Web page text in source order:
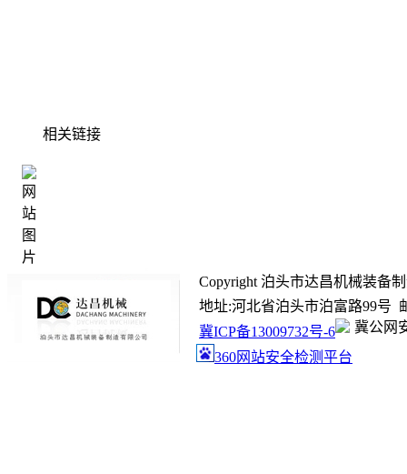
相关链接
Copyright 泊头市达昌机械装备
地址:河北省泊头市泊富路99号
冀ICP备13009732号-6
冀公网
360网站安全检测平台